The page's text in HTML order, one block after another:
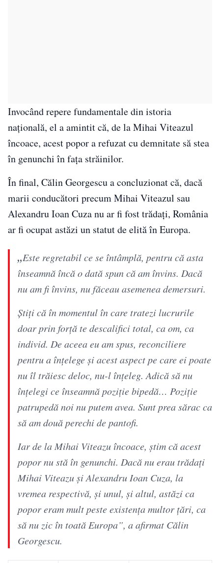
Invocând repere fundamentale din istoria
națională, el a amintit că, de la Mihai Viteazul
încoace, acest popor a refuzat cu demnitate să stea
în genunchi în fața străinilor.
În final, Călin Georgescu a concluzionat că, dacă
marii conducători precum Mihai Viteazul sau
Alexandru Ioan Cuza nu ar fi fost trădați, România
ar fi ocupat astăzi un statut de elită în Europa.
„Este regretabil ce se întâmplă, pentru că asta
înseamnă încă o dată spun că am învins. Dacă
nu am fi învins, nu făceau asemenea demersuri.
Știți că în momentul în care tratezi lucrurile
doar prin forță te descalifici total, ca om, ca
individ. De aceea eu am spus, reconciliere
pentru a înțelege și acest aspect pe care ei poate
nu îl trăiesc deloc, nu-l înțeleg. Adică să nu
înțelegi ce înseamnă poziție bipedă… Poziție
patrupedă noi nu putem avea. Sunt prea sărac ca
să am două perechi de pantofi.
Iar de la Mihai Viteazu încoace, știm că acest
popor nu stă în genunchi. Dacă nu erau trădați
Mihai Viteazu și Alexandru Ioan Cuza, la
vremea respectivă, și unul, și altul, astăzi ca
popor eram mult peste existența multor țări, ca
să nu zic în toată Europa”, a afirmat Călin
Georgescu.